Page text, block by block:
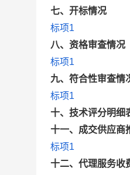
七、开标情况
标项1
八、资格审查情况
标项1
九、符合性审查情
标项1
十、技术评分明细
十一、成交供应商
标项1
十二、代理服务收